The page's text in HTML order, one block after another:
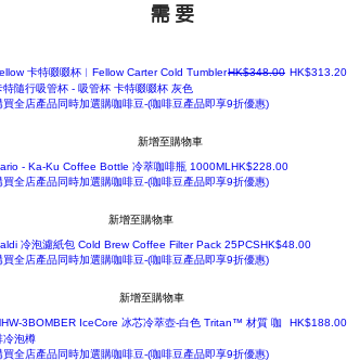
需要
管杯卡特啜啜杯︳Fellow Carter Cold Tumbler
特隨行吸管杯 - 吸管杯 卡特啜啜杯 灰色
一般價格
HK$348.00 促銷價格
HK$313.20
買全店產品同時加選購咖啡豆-(咖啡豆產品即享9折優惠)
新增至購物車
- Ka-Ku Coffee Bottle 冷萃咖啡瓶 1000ML 價格
HK$228.00
買全店產品同時加選購咖啡豆-(咖啡豆產品即享9折優惠)
新增至購物車
冷泡濾紙包 Cold Brew Coffee Filter Pack 25PCS價格
HK$48.00
買全店產品同時加選購咖啡豆-(咖啡豆產品即享9折優惠)
新增至購物車
3BOMBER IceCore 冰芯冷萃壺-白色 Tritan™ 材質 咖
冷泡樽
價格
HK$188.00
買全店產品同時加選購咖啡豆-(咖啡豆產品即享9折優惠)